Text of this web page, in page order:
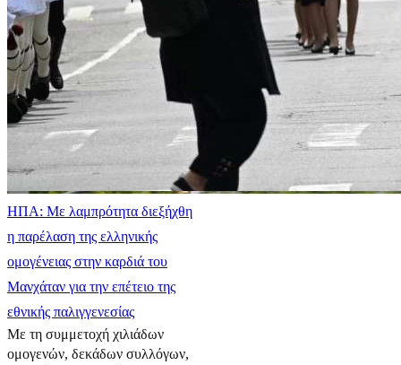
ΗΠΑ: Με λαμπρότητα διεξήχθη
η παρέλαση της ελληνικής
ομογένειας στην καρδιά του
Μανχάταν για την επέτειο της
εθνικής παλιγγενεσίας
Με τη συμμετοχή χιλιάδων
ομογενών, δεκάδων συλλόγων,